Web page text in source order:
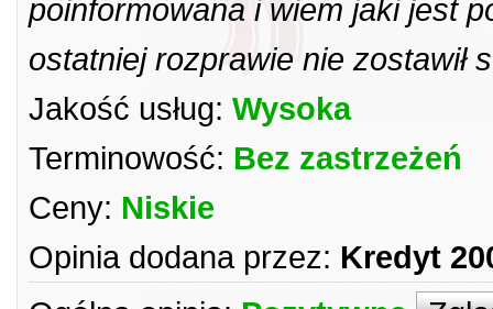
poinformowana i wiem jaki jest
ostatniej rozprawie nie zostawił
Jakość usług: Wysoka
Terminowość: Bez zastrzeżeń
Ceny: Niskie
Opinia dodana przez: Kredyt